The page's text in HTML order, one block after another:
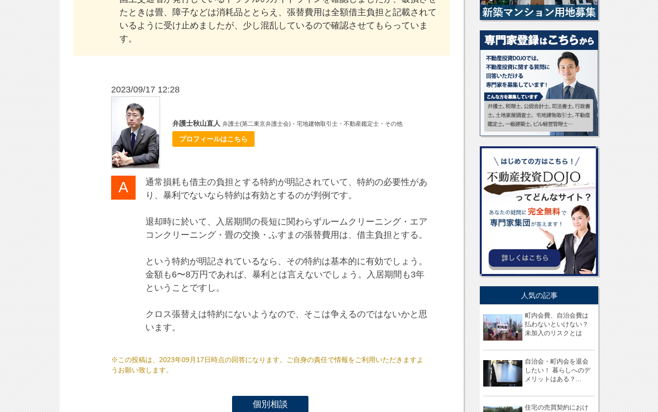
たときは畳、障子などは消耗品ととらえ、張替費用は全額借主負担と記載されて
いるように受け止めましたが、少し混乱しているので確認させてもらっていま
す。
2023/09/17 12:28
弁護士秋山直人 弁護士(第二東京弁護士会)・宅地建物取引士・不動産鑑定士・その他
プロフィールはこちら
通常損耗も借主の負担とする特約が明記されていて、特約の必要性があ
り、暴利でないなら特約は有効とするのが判例です。
退却時に於いて、入居期間の長短に関わらずルームクリーニング・エア
コンクリーニング・畳の交換・ふすまの張替費用は、借主負担とする。
という特約が明記されているなら、その特約は基本的に有効でしょう。
金額も6〜8万円であれば、暴利とは言えないでしょう。入居期間も3年
ということですし。
クロス張替えは特約にないようなので、そこは争えるのではないかと思
います。
※この投稿は、2023年09月17日時点の回答になります。ご自身の責任で情報をご利用いただきますよ
うお願い致します。
個別相談
人気の記事
町内会費、自治会費は
払わないといけない？
未加入のリスクとは
自治会・町内会を退会
したい！ 暮らしへのデ
メリットはある？...
住宅の売買契約におけ